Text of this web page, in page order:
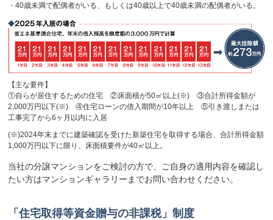
・40歳未満で配偶者がいる、もしくは40歳以上で40歳未満の配偶者がいる。
【主な要件】
①自らが居住するための住宅 ②床面積が50㎡以上(※) ③合計所得金額が
2,000万円以下(※) ④住宅ローンの借入期間が10年以上 ⑤引き渡しまたは
工事完了から6ヶ月以内に入居
(※)2024年末までに建築確認を受けた新築住宅を取得する場合、合計所得金額
1,000万円以下に限り、床面積要件が40㎡以上。
当社の分譲マンションをご検討の方で、ご自身の適用内容を確認し
たい方はマンションギャラリーまでお問い合わせください。
「住宅取得等資金贈与の非課税」制度